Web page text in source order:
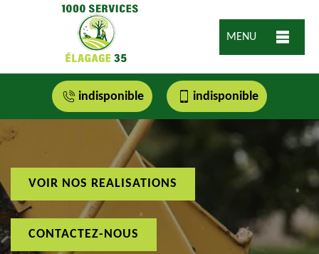
MENU
indisponible indisponible
VOIR NOS REALISATIONS
CONTACTEZ-NOUS